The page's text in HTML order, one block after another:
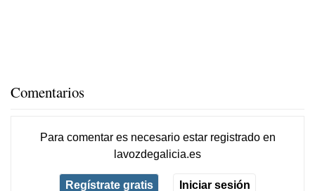
Comentarios
Para comentar es necesario estar registradoen
lavozdegalicia.es
Regístrate gratis Iniciar sesión